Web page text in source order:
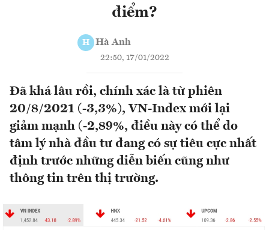
điểm?
H Hà Anh
22:50, 17/01/2022
Đã khá lâu rồi, chính xác là từ phiên
20/8/2021 (-3,3%), VN-Index mới lại
giảm mạnh (-2,89%, điều này có thể do
tâm lý nhà đầu tư đang có sự tiêu cực nhất
định trước những diễn biến cũng như
thông tin trên thị trường.